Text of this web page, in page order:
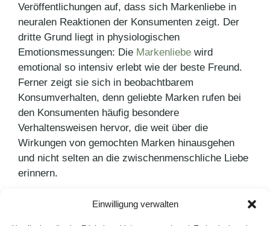
Einwilligung verwalten
Veröffentlichungen auf, dass sich Markenliebe in
neuralen Reaktionen der Konsumenten zeigt. Der
dritte Grund liegt in physiologischen
Emotionsmessungen: Die Markenliebe wird
emotional so intensiv erlebt wie der beste Freund.
Ferner zeigt sie sich in beobachtbarem
Konsumverhalten, denn geliebte Marken rufen bei
den Konsumenten häufig besondere
Verhaltensweisen hervor, die weit über die
Wirkungen von gemochten Marken hinausgehen
und nicht selten an die zwischenmenschliche Liebe
erinnern.